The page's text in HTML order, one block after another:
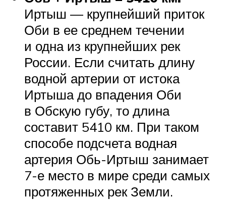
Иртыш — крупнейший приток
Оби в ее среднем течении
и одна из крупнейших рек
России. Если считать длину
водной артерии от истока
Иртыша до впадения Оби
в Обскую губу, то длина
составит 5410 км. При таком
способе подсчета водная
артерия Обь-Иртыш занимает
7-е место в мире среди самых
протяженных рек Земли.